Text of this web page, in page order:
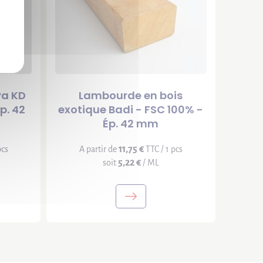
KD
42
Lambourde en bois
exotique Badi - FSC 100% -
Ép. 42 mm
A partir de11,75 €TTC / 1 pcs
soit 5,22 €/ ML